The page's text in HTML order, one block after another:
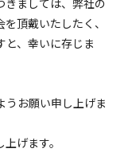
きましては、弊社の
頂戴いたしたく、
と、幸いに存じま
うお願い申し上げま
げます。